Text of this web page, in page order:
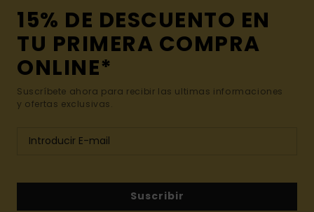
15% DE DESCUENTO EN
TU PRIMERA COMPRA
ONLINE*
Suscríbete ahora para recibir las ultimas informaciones
y ofertas exclusivas.
Suscribir